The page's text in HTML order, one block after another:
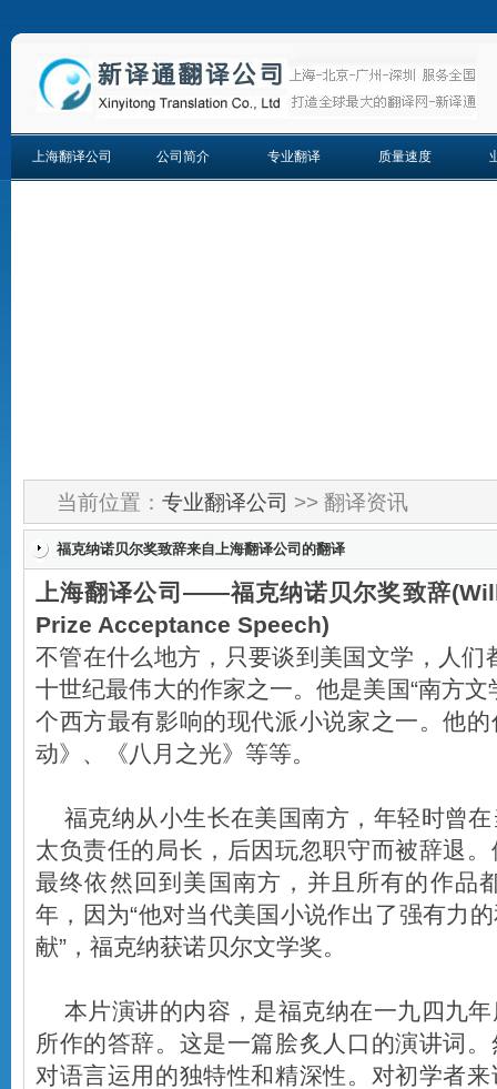
上海翻译公司 公司简介 专业翻译 质量速度
当前位置： 专业翻译公司 >> 翻译资讯
福克纳诺贝尔奖致辞来自上海翻译公司的翻译
上海翻译公司 ——福克纳诺贝尔奖致辞
Prize Acceptance Speech)
不管在什么地方，只要谈到美国文学，人们
十世纪最伟大的作家之一。他是美国“南方文
个西方最有影响的现代派小说家之一。他
动》、《八月之光》等等。
福克纳从小生长在美国南方，年轻时曾在
太负责任的局长，后因玩忽职守而被辞退
最终依然回到美国南方，并且所有的作品
年，因为“他对当代美国小说作出了强有力
献”，福克纳获诺贝尔文学奖。
本片演讲的内容，是福克纳在一九四九年
所作的答辞。这是一篇脍炙人口的演讲词
对语言运用的独特性和精深性。对初学者